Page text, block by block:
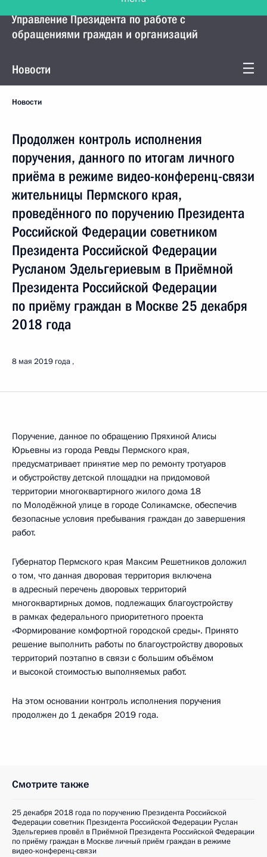
Управление Президента по работе с
обращениями граждан и организаций
Новости
Новости
Продолжен контроль исполнения
поручения, данного по итогам личного
приёма в режиме видео-конференц-связи
жительницы Пермского края,
проведённого по поручению Президента
Российской Федерации советником
Президента Российской Федерации
Русланом Эдельгериевым в Приёмной
Президента Российской Федерации
по приёму граждан в Москве 25 декабря
2018 года
8 мая 2019 года
Поручение, данное по обращению Пряхиной Алисы
Юрьевны из города Ревды Пермского края,
предусматривает принятие мер по ремонту тротуаров
и обустройству детской площадки на придомовой
территории многоквартирного жилого дома 18
по Молодёжной улице в городе Соликамске, обеспечив
безопасные условия пребывания граждан до завершения
работ.
Губернатор Пермского края Максим Решетников доложил
о том, что данная дворовая территория включена
в адресный перечень дворовых территорий
многоквартирных домов, подлежащих благоустройству
в рамках федерального приоритетного проекта
«Формирование комфортной городской среды». Принято
решение выполнить работы по благоустройству дворовых
территорий поэтапно в связи с большим объёмом
и высокой стоимостью выполняемых работ.
На этом основании контроль исполнения поручения
продолжен до 1 декабря 2019 года.
Смотрите также
25 декабря 2018 года по поручению Президента Российской
Федерации советник Президента Российской Федерации Руслан
Эдельгериев провёл в Приёмной Президента Российской Федерации
по приёму граждан в Москве личный приём граждан в режиме
видео-конференц-связи